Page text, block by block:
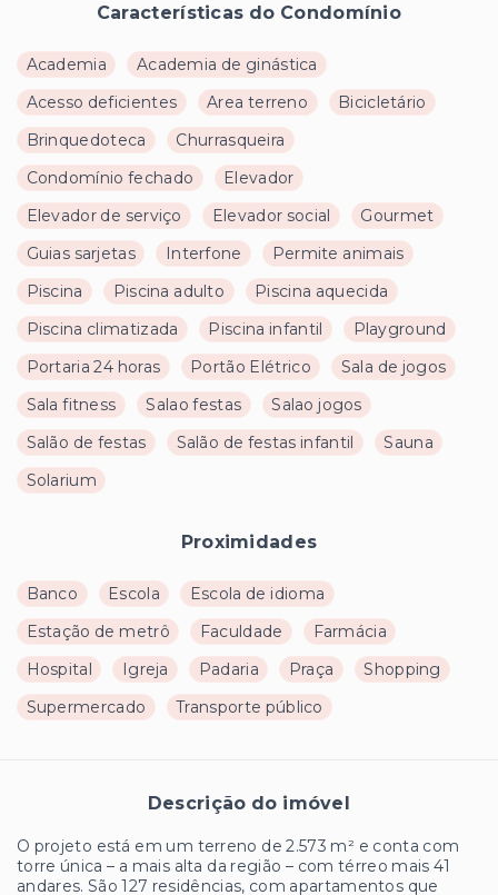
Características do Condomínio
Academia
Academia de ginástica
Acesso deficientes
Area terreno
Bicicletário
Brinquedoteca
Churrasqueira
Condomínio fechado
Elevador
Elevador de serviço
Elevador social
Gourmet
Guias sarjetas
Interfone
Permite animais
Piscina
Piscina adulto
Piscina aquecida
Piscina climatizada
Piscina infantil
Playground
Portaria 24 horas
Portão Elétrico
Sala de jogos
Sala fitness
Salao festas
Salao jogos
Salão de festas
Salão de festas infantil
Sauna
Solarium
Proximidades
Banco Escola
Escola de idioma
Estação de metrô
Faculdade
Farmácia
Hospital
Igreja Padaria Praça
Shopping
Supermercado
Transporte público
Descrição do imóvel
O projeto está em um terreno de 2.573 m² e conta com
torre única – a mais alta da região – com térreo mais 41
andares. São 127 residências, com apartamentos que